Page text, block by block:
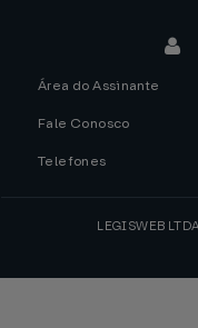
Área do Assinante
Fale Conosco
Telefones
LEGISWEB